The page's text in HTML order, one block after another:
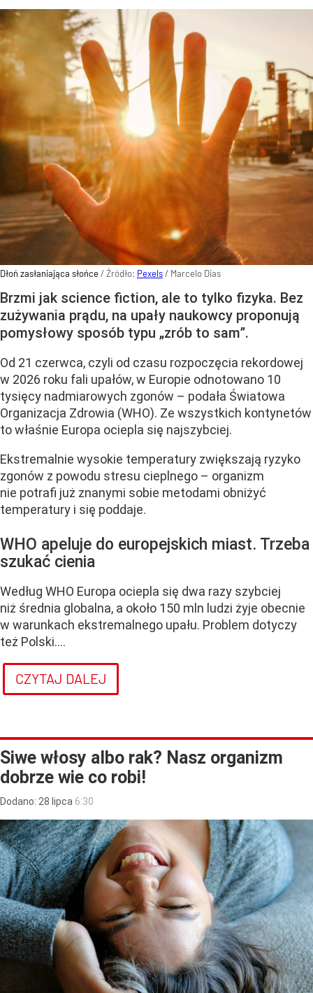
Dłoń zasłaniająca słońce/ Źródło: Pexels/ Marcelo Dias
Brzmi jak science fiction, ale to tylko fizyka. Bez
zużywania prądu, na upały naukowcy proponują
pomysłowy sposób typu „zrób to sam”.
Od 21 czerwca, czyli od czasu rozpoczęcia rekordowej
w 2026 roku fali upałów, w Europie odnotowano 10
tysięcy nadmiarowych zgonów – podała Światowa
Organizacja Zdrowia (WHO). Ze wszystkich kontynetów
to właśnie Europa ociepla się najszybciej.
Ekstremalnie wysokie temperatury zwiększają ryzyko
zgonów z powodu stresu cieplnego – organizm
nie potrafi już znanymi sobie metodami obniżyć
temperatury i się poddaje.
WHO apeluje do europejskich miast. Trzeba
szukać cienia
Według WHO Europa ociepla się dwa razy szybciej
niż średnia globalna, a około 150 mln ludzi żyje obecnie
w warunkach ekstremalnego upału. Problem dotyczy
też Polski....
CZYTAJ DALEJ
Siwe włosy albo rak? Nasz organizm
dobrze wie co robi!
Dodano: 28 lipca 6:30